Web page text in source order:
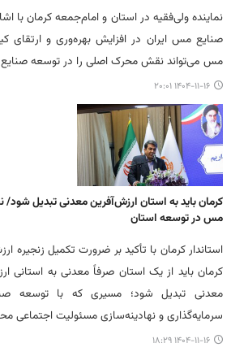
نماینده ولی‌فقیه در استان و امام‌جمعه کرمان با
صنایع مس ایران در افزایش بهره‌وری و
مس می‌تواند نقش محرک اصلی را در توسعه صنایع
۱۴۰۴-۱۱-۱۶ ۲۰:۰۱
کرمان باید به استان ارزش‌آفرین معدنی تبدیل
مس در توسعه استان
استاندار کرمان با تأکید بر ضرورت تکمیل
کرمان باید از یک استان صرفاً معدنی به استانی
معدنی تبدیل شود؛ مسیری که با توسعه
سرمایه‌گذاری و نهادینه‌سازی مسئولیت اجتماعی
۱۴۰۴-۱۱-۱۶ ۱۸:۲۹